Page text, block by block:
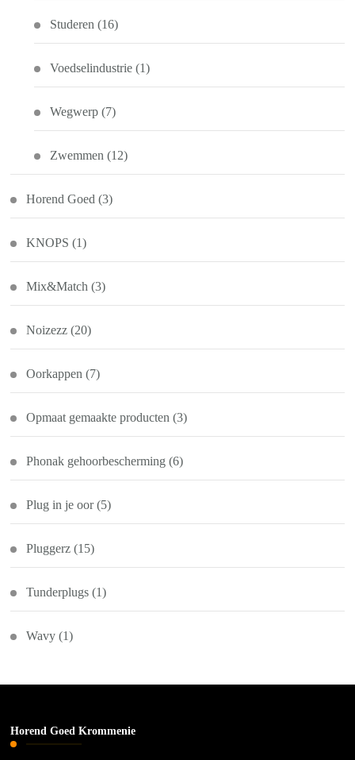
Studeren (16)
Voedselindustrie (1)
Wegwerp (7)
Zwemmen (12)
Horend Goed (3)
KNOPS (1)
Mix&Match (3)
Noizezz (20)
Oorkappen (7)
Opmaat gemaakte producten (3)
Phonak gehoorbescherming (6)
Plug in je oor (5)
Pluggerz (15)
Tunderplugs (1)
Wavy (1)
Horend Goed Krommenie